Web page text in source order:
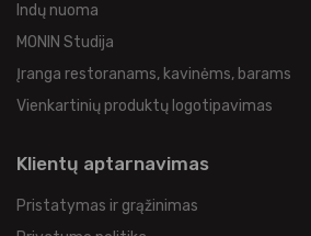
Indų nuoma
MONIN Studija
Įranga restoranams, kavinėms, barams
Vienkartinių produktų logotipavimas
Klientų aptarnavimas
Pristatymas ir grąžinimas